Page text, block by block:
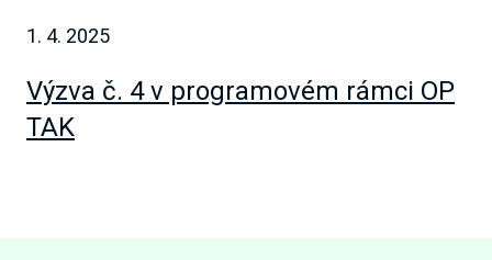
1. 4. 2025
Výzva č. 4 v programovém rámci OP
TAK